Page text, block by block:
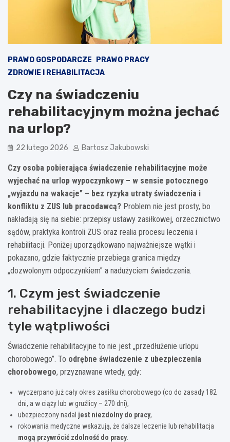
PRAWO GOSPODARCZE
PRAWO PRACY
ZDROWIE I REHABILITACJA
Czy na świadczeniu
rehabilitacyjnym można jechać
na urlop?
22 lutego 2026 Bartosz Jakubowski
Czy osoba pobierająca świadczenie rehabilitacyjne może
wyjechać na urlop wypoczynkowy – w sensie potocznego
„wyjazdu na wakacje” – bez ryzyka utraty świadczenia i
konfliktu z ZUS lub pracodawcą? Problem nie jest prosty, bo
nakładają się na siebie: przepisy ustawy zasiłkowej, orzecznictwo
sądów, praktyka kontroli ZUS oraz realia procesu leczenia i
rehabilitacji. Poniżej uporządkowano najważniejsze wątki i
pokazano, gdzie faktycznie przebiega granica między
„dozwolonym odpoczynkiem” a nadużyciem świadczenia.
1. Czym jest świadczenie
rehabilitacyjne i dlaczego budzi
tyle wątpliwości
Świadczenie rehabilitacyjne to nie jest „przedłużenie urlopu
chorobowego”. To odrębne świadczenie z ubezpieczenia
chorobowego, przyznawane wtedy, gdy:
wyczerpano już cały okres zasiłku chorobowego (co do zasady 182
dni, a w ciąży lub w gruźlicy – 270 dni),
ubezpieczony nadal jest niezdolny do pracy,
rokowania medyczne wskazują, że dalsze leczenie lub rehabilitacja
mogą przywrócić zdolność do pracy.